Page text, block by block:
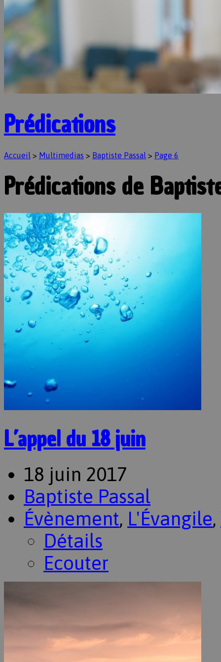
Prédications
Accueil > Multimedias > Baptiste Passal > Page 6
Prédications de
L’appel du 18 juin
18 juin 2017
Baptiste Passal
Évènement, L'Évangile,
Détails
Ecouter